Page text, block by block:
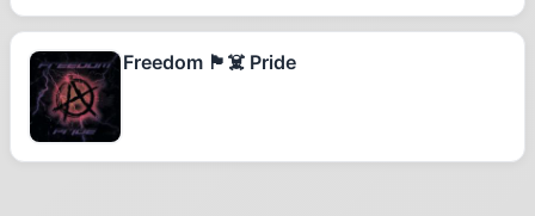
Freedom 🏴‍☠️ Pride